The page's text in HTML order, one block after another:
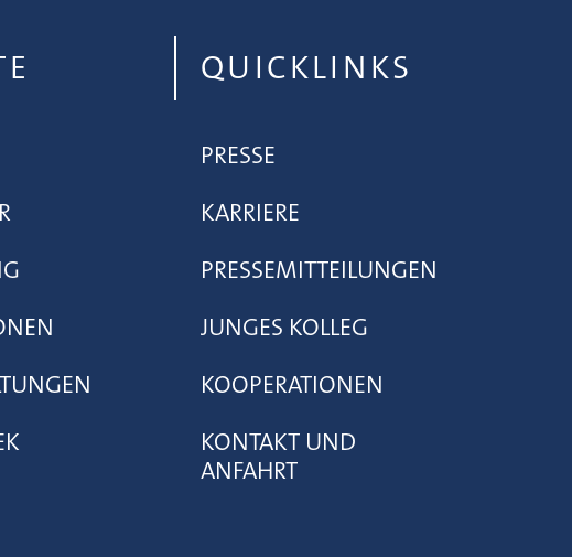
QUICKLINKS
PRESSE
KARRIERE
PRESSEMITTEILUNGEN
JUNGES KOLLEG
KOOPERATIONEN
KONTAKT UND
ANFAHRT